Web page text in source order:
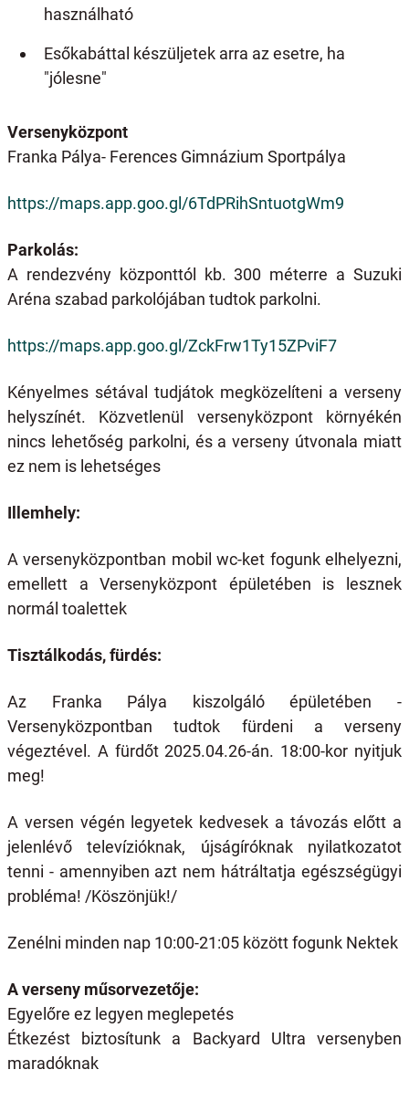
használható
Esőkabáttal készüljetek arra az esetre, ha
"jólesne"
Versenyközpont
Franka Pálya- Ferences Gimnázium Sportpálya
https://maps.app.goo.gl/6TdPRihSntuotgWm9
Parkolás:
A rendezvény központtól kb. 300 méterre a Suzuki
Aréna szabad parkolójában tudtok parkolni.
https://maps.app.goo.gl/ZckFrw1Ty15ZPviF7
Kényelmes sétával tudjátok megközelíteni a verseny
helyszínét. Közvetlenül versenyközpont környékén
nincs lehetőség parkolni, és a verseny útvonala miatt
ez nem is lehetséges
Illemhely:
A versenyközpontban mobil wc-ket fogunk elhelyezni,
emellett a Versenyközpont épületében is lesznek
normál toalettek
Tisztálkodás, fürdés:
Az Franka Pálya kiszolgáló épületében -
Versenyközpontban tudtok fürdeni a verseny
végeztével. A fürdőt 2025.04.26-án. 18:00-kor nyitjuk
meg!
A versen végén legyetek kedvesek a távozás előtt a
jelenlévő televízióknak, újságíróknak nyilatkozatot
tenni - amennyiben azt nem hátráltatja egészségügyi
probléma! /Köszönjük!/
Zenélni minden nap 10:00-21:05 között fogunk Nektek
A verseny műsorvezetője:
Egyelőre ez legyen meglepetés
Étkezést biztosítunk a Backyard Ultra versenyben
maradóknak